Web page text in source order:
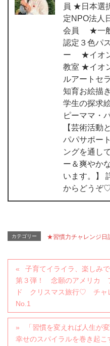
員 ★日本選
定NPO法人
会員 ★一般
認定３色パ
ー ★イオン
教室 ★イオ
ルアートセ
知育お絵描
学生の探求
ピーママ・
【芸術活動
パパサポー
ングを通し
ー＆爽やか
います。】
からどうぞ
カテゴリー ★習慣力チャレンジ日
子育てイライラ、楽しみ
第３弾！ 念願のアメリカ
ド クリスマス旅行♡ チャ
No.1
「習慣を変えれば人生が
幸せのスパイラルを巻き起